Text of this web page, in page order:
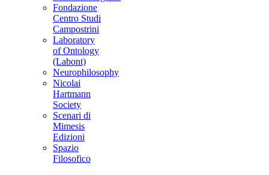
Fondazione
Centro Studi
Campostrini
Laboratory
of Ontology
(Labont)
Neurophilosophy
Nicolai
Hartmann
Society
Scenari di
Mimesis
Edizioni
Spazio
Filosofico